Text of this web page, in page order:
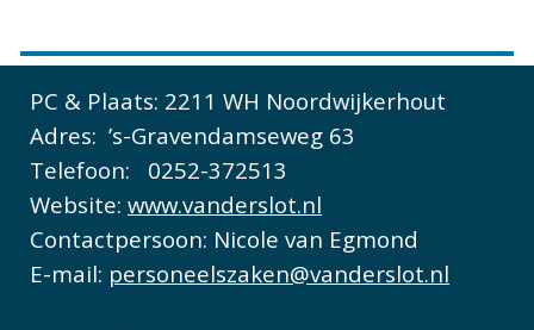
PC & Plaats: 2211 WH Noordwijkerhout
Adres: ’s-Gravendamseweg 63
Telefoon: 0252-372513
Website:www.vanderslot.nl
Contactpersoon: Nicole van Egmond
E-mail: personeelszaken@vanderslot.nl